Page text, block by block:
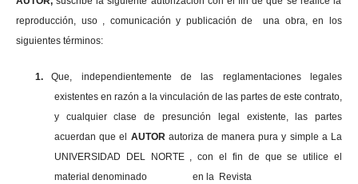
reproducción, uso , comunicación y publicación de una obra, en los
siguientes términos:
1.
Que, independientemente de las reglamentaciones legales
existentes en razón a la vinculación de las partes de este contrato,
y cualquier clase de presunción legal existente, las partes
acuerdan que el AUTOR autoriza de manera pura y simple a La
UNIVERSIDAD DEL NORTE , con el fin de que se utilice el
material denominado en la Revista